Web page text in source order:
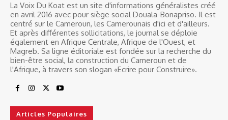
La Voix Du Koat est un site d'informations généralistes créé
en avril 2016 avec pour siège social Douala-Bonapriso. Il est
centré sur le Cameroun, les Camerounais d'ici et d'ailleurs.
Et après différentes sollicitations, le journal se déploie
également en Afrique Centrale, Afrique de l'Ouest, et
Magreb. Sa ligne éditoriale est fondée sur la recherche du
bien-être social, la construction du Cameroun et de
l'Afrique, à travers son slogan «Ecrire pour Construire».
Articles Populaires